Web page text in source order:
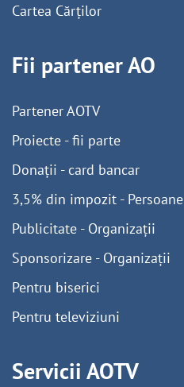
Cartea Cărților
Fii partener AO
Partener AOTV
Proiecte - fii parte
Donații - card bancar
3,5% din impozit - Persoane
Publicitate - Organizații
Sponsorizare - Organizații
Pentru biserici
Pentru televiziuni
Servicii AOTV